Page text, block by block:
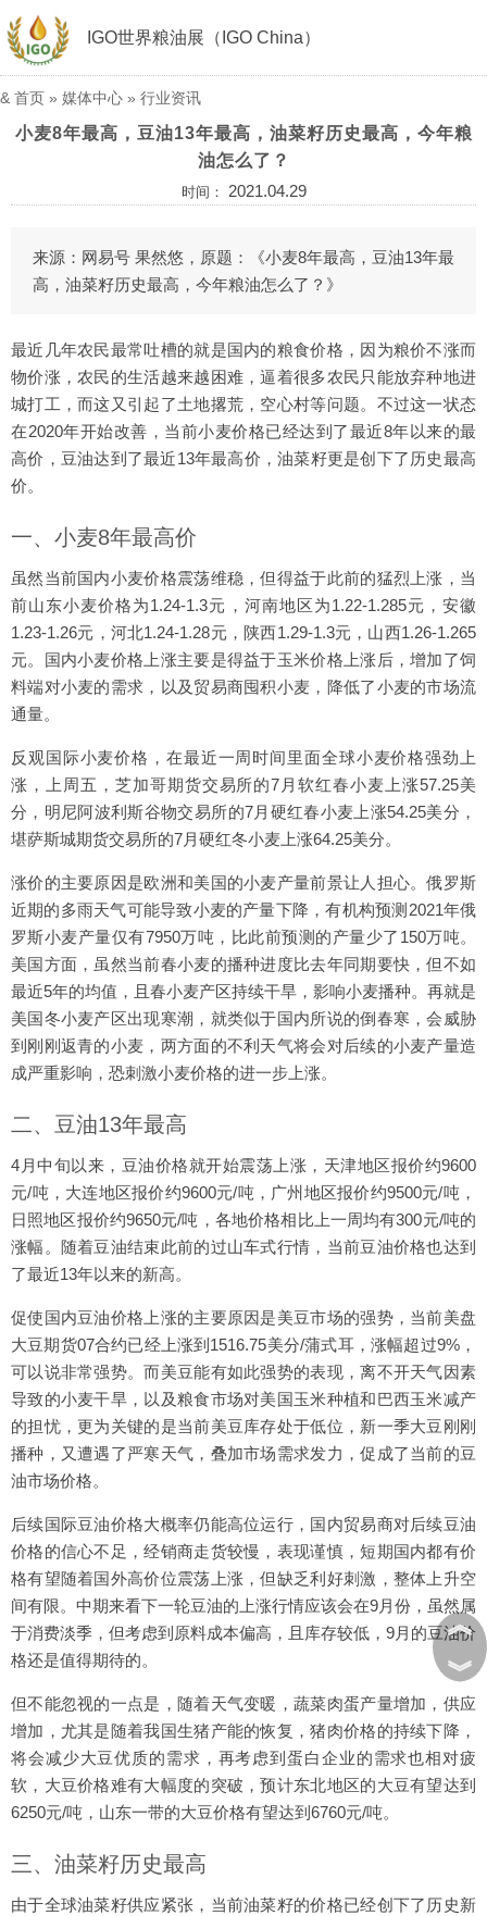
IGO世界粮油展（IGO China）
& 首页 » 媒体中心 » 行业资讯
小麦8年最高，豆油13年最高，油菜籽历史最高，今年粮
油怎么了？
时间： 2021.04.29
来源：网易号 果然悠，原题：《小麦8年最高，豆油13年最
高，油菜籽历史最高，今年粮油怎么了？》
最近几年农民最常吐槽的就是国内的粮食价格，因为粮价不涨而
物价涨，农民的生活越来越困难，逼着很多农民只能放弃种地进
城打工，而这又引起了土地撂荒，空心村等问题。不过这一状态
在2020年开始改善，当前小麦价格已经达到了最近8年以来的最
高价，豆油达到了最近13年最高价，油菜籽更是创下了历史最高
价。
一、小麦8年最高价
虽然当前国内小麦价格震荡维稳，但得益于此前的猛烈上涨，当
前山东小麦价格为1.24-1.3元，河南地区为1.22-1.285元，安徽
1.23-1.26元，河北1.24-1.28元，陕西1.29-1.3元，山西1.26-1.265
元。国内小麦价格上涨主要是得益于玉米价格上涨后，增加了饲
料端对小麦的需求，以及贸易商囤积小麦，降低了小麦的市场流
通量。
反观国际小麦价格，在最近一周时间里面全球小麦价格强劲上
涨，上周五，芝加哥期货交易所的7月软红春小麦上涨57.25美
分，明尼阿波利斯谷物交易所的7月硬红春小麦上涨54.25美分，
堪萨斯城期货交易所的7月硬红冬小麦上涨64.25美分。
涨价的主要原因是欧洲和美国的小麦产量前景让人担心。俄罗斯
近期的多雨天气可能导致小麦的产量下降，有机构预测2021年俄
罗斯小麦产量仅有7950万吨，比此前预测的产量少了150万吨。
美国方面，虽然当前春小麦的播种进度比去年同期要快，但不如
最近5年的均值，且春小麦产区持续干旱，影响小麦播种。再就是
美国冬小麦产区出现寒潮，就类似于国内所说的倒春寒，会威胁
到刚刚返青的小麦，两方面的不利天气将会对后续的小麦产量造
成严重影响，恐刺激小麦价格的进一步上涨。
二、豆油13年最高
4月中旬以来，豆油价格就开始震荡上涨，天津地区报价约9600
元/吨，大连地区报价约9600元/吨，广州地区报价约9500元/吨，
日照地区报价约9650元/吨，各地价格相比上一周均有300元/吨的
涨幅。随着豆油结束此前的过山车式行情，当前豆油价格也达到
了最近13年以来的新高。
促使国内豆油价格上涨的主要原因是美豆市场的强势，当前美盘
大豆期货07合约已经上涨到1516.75美分/蒲式耳，涨幅超过9%，
可以说非常强势。而美豆能有如此强势的表现，离不开天气因素
导致的小麦干旱，以及粮食市场对美国玉米种植和巴西玉米减产
的担忧，更为关键的是当前美豆库存处于低位，新一季大豆刚刚
播种，又遭遇了严寒天气，叠加市场需求发力，促成了当前的豆
油市场价格。
后续国际豆油价格大概率仍能高位运行，国内贸易商对后续豆油
价格的信心不足，经销商走货较慢，表现谨慎，短期国内都有价
格有望随着国外高价位震荡上涨，但缺乏利好刺激，整体上升空
间有限。中期来看下一轮豆油的上涨行情应该会在9月份，虽然属
于消费淡季，但考虑到原料成本偏高，且库存较低，9月的豆油价
格还是值得期待的。
但不能忽视的一点是，随着天气变暖，蔬菜肉蛋产量增加，供应
增加，尤其是随着我国生猪产能的恢复，猪肉价格的持续下降，
将会减少大豆优质的需求，再考虑到蛋白企业的需求也相对疲
软，大豆价格难有大幅度的突破，预计东北地区的大豆有望达到
6250元/吨，山东一带的大豆价格有望达到6760元/吨。
三、油菜籽历史最高
由于全球油菜籽供应紧张，当前油菜籽的价格已经创下了历史新
︽
︾